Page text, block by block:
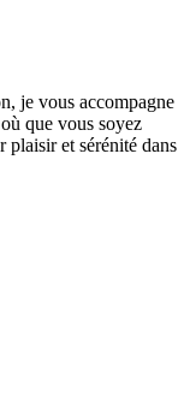
je vous accompagne
que vous soyez
et sérénité dans